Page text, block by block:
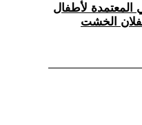
المعتمدة لأطفال
الخشت